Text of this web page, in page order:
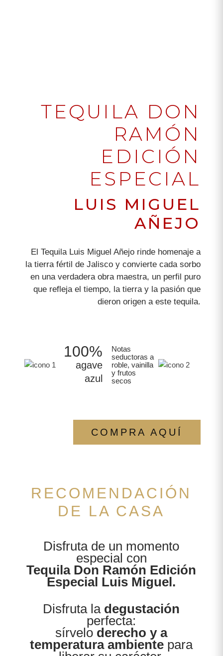
TEQUILA DON
RAMÓN
EDICIÓN
ESPECIAL
LUIS MIGUEL
AÑEJO
El Tequila Luis Miguel Añejo rinde homenaje a
la tierra fértil de Jalisco y convierte cada sorbo
en una verdadera obra maestra, un perfil puro
que refleja el tiempo, la tierra y la pasión que
dieron origen a este tequila.
100%
agave
azul
Notas
seductoras a
roble, vainilla
y frutos
secos
COMPRA AQUÍ
RECOMENDACIÓN
DE LA CASA
Disfruta de un momento
especial con
Tequila Don Ramón Edición
Especial Luis Miguel.
Disfruta la degustación
perfecta:
sírvelo derecho y a
temperatura ambiente para